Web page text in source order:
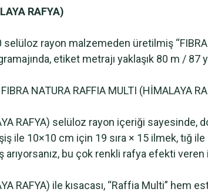
RAFYA)
rayon malzemeden üretilmiş “FIBRA
etiket metrajı yaklaşık 80 m /
NATURA RAFFIA MULTI
RAFYA) selüloz rayon içeriği
ile 10×10 cm için 19 sıra × 15 ilmek, tığ
bu çok renkli rafya efekti
RAFYA) ile kısacası, “Raffia Multi”